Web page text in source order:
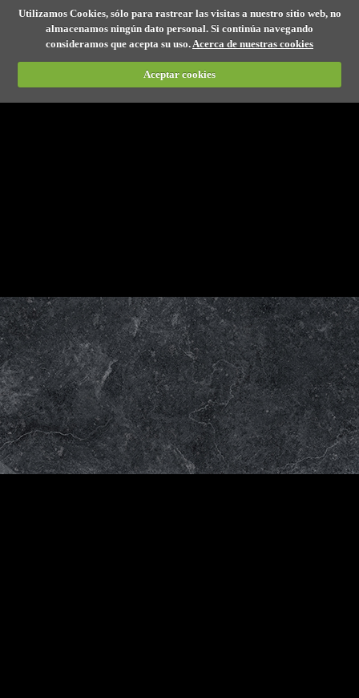
Utilizamos Cookies, sólo para rastrear las visitas a nuestro sitio web, no
almacenamos ningún dato personal. Si continúa navegando
consideramos que acepta su uso. Acerca de nuestras cookies
Aceptar cookies